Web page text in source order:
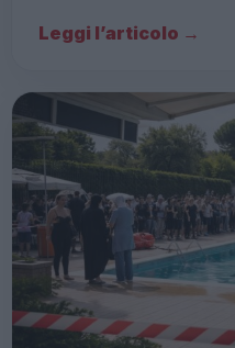
Leggi l’articolo →